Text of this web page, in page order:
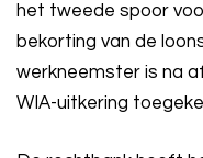
het tweede spoor
bekorting van de
werkneemster is na
WIA-uitkering